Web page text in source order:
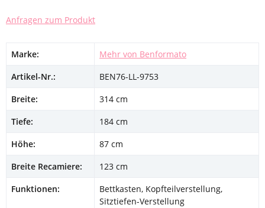
Anfragen zum Produkt
Marke:
Mehr von Benformato
Artikel-Nr.:
BEN76-LL-9753
Breite:
314 cm
Tiefe:
184 cm
Höhe:
87 cm
Breite Recamiere:
123 cm
Funktionen:
Bettkasten, Kopfteilverstellung,
Sitztiefen-Verstellung